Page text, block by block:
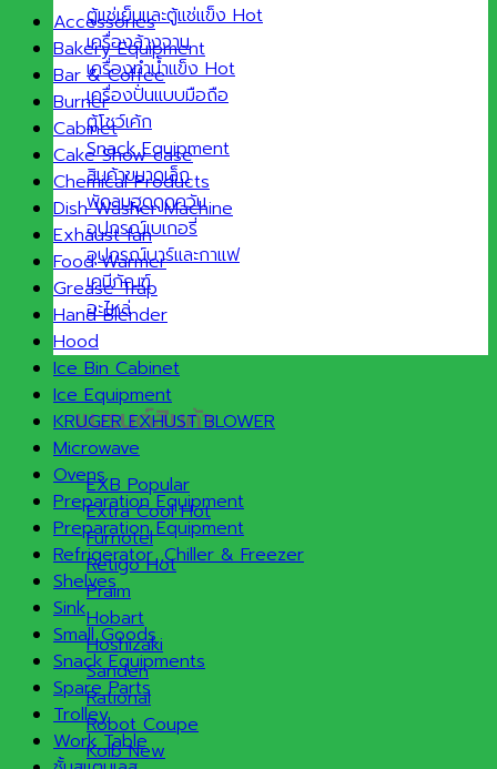
ตู้แช่เย็นและตู้แช่แข็ง
เครื่องล้างจาน
เครื่องทำน้ำแข็ง
เครื่องปั่นแบบมือถือ
ตู้โชว์เค้ก
Snack Equipment
สินค้าขนาดเล็ก
พัดลมฮูดดูดควัน
อุปกรณ์เบเกอรี่
อุปกรณ์บาร์และกาแฟ
เคมีภัณฑ์
อะไหล่
แบรนด์สินค้า
EXB
Extra Cool
Furnotel
Retigo
Praim
Hobart
Hoshizaki
Sanden
Rational
Robot Coupe
Kolb
Accessories
Bakery Equipment
Bar & Coffee
Burner
Cabinet
Cake Show case
Chemical Products
Dish Washer Machine
Exhaust fan
Food Warmer
Grease Trap
Hand Blender
Hood
Ice Bin Cabinet
Ice Equipment
KRUGER EXHUST BLOWER
Microwave
Ovens
Preparation Equipment
Preparation Equipment
Refrigerator ,Chiller & Freezer
Shelves
Sink
Small Goods
Snack Equipments
Spare Parts
Trolley
Work Table